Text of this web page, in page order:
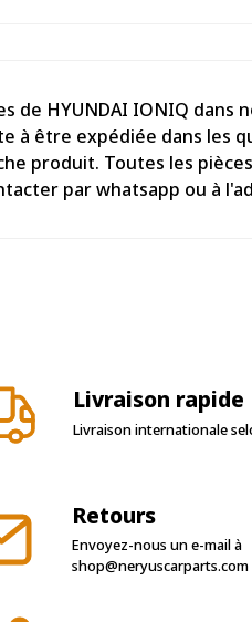
HYUNDAI IONIQ dans
à être expédiée dans
produit. Toutes les
par whatsapp ou à
Livraison rapide
Livraison internationale
Retours
Envoyez-nous un e-mail à
shop@neryuscarparts.com